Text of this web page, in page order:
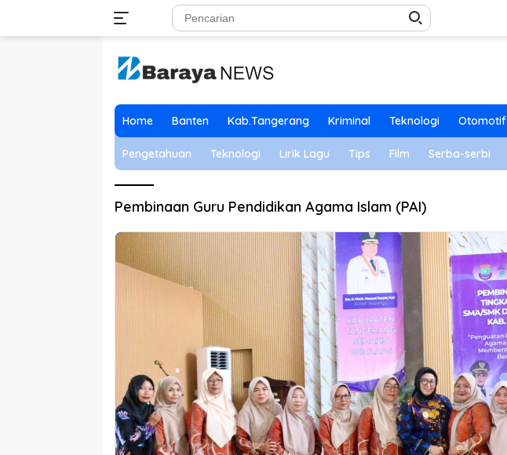
Home Banten Kab.Tangerang Kriminal Teknologi Otomotif
Pengetahuan Teknologi Lirik Lagu Tips Film Serba-serbi
Pembinaan Guru Pendidikan Agama Islam (PAI)